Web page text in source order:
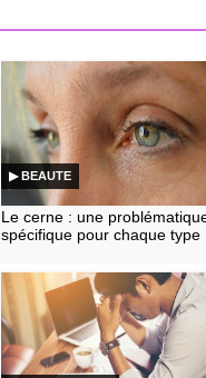
▶ BEAUTE
Le cerne : une
spécifique pour chaque type